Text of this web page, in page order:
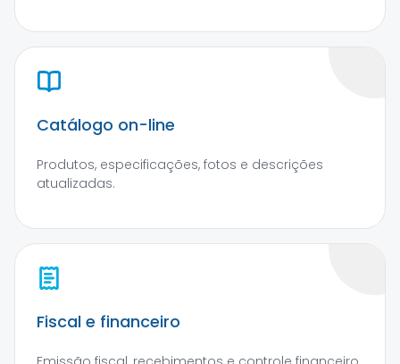
Catálogo on-line
Produtos, especificações, fotos e descrições
atualizadas.
Fiscal e financeiro